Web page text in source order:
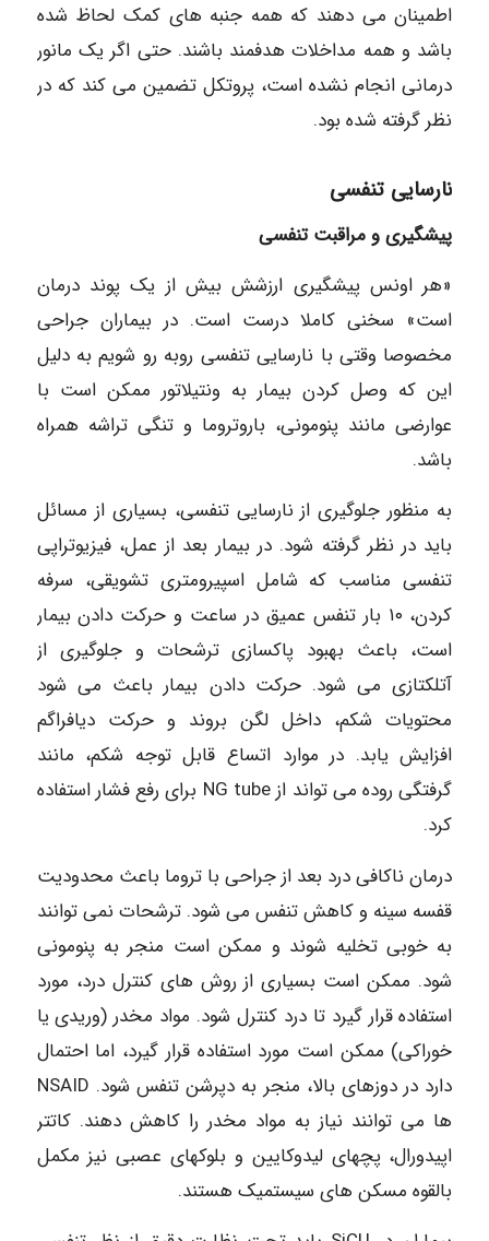
اطمینان می دهند که همه جنبه های کمک لحاظ شده
باشد و همه مداخلات هدفمند باشند. حتی اگر یک مانور
درمانی انجام نشده است، پروتکل تضمین می کند که در
نظر گرفته شده بود.
نارسایی تنفسی
پیشگیری و مراقبت تنفسی
«هر اونس پیشگیری ارزشش بیش از یک پوند درمان
است» سخنی کاملا درست است. در بیماران جراحی
مخصوصا وقتی با نارسایی تنفسی روبه رو شویم به دلیل
این که وصل کردن بیمار به ونتیلاتور ممکن است با
عوارضی مانند پنومونی، باروتروما و تنگی تراشه همراه
باشد.
به منظور جلوگیری از نارسایی تنفسی، بسیاری از مسائل
باید در نظر گرفته شود. در بیمار بعد از عمل، فیزیوتراپی
تنفسی مناسب که شامل اسپیرومتری تشویقی، سرفه
کردن، ۱۰ بار تنفس عمیق در ساعت و حرکت دادن بیمار
است، باعث بهبود پاکسازی ترشحات و جلوگیری از
آتلکتازی می شود. حرکت دادن بیمار باعث می شود
محتویات شکم، داخل لگن بروند و حرکت دیافراگم
افزایش یابد. در موارد اتساع قابل توجه شکم، مانند
گرفتگی روده می تواند از NG tube برای رفع فشار استفاده
کرد.
درمان ناكافی درد بعد از جراحی با تروما باعث محدودیت
قفسه سینه و کاهش تنفس می شود. ترشحات نمی توانند
به خوبی تخلیه شوند و ممکن است منجر به پنومونی
شود. ممکن است بسیاری از روش های کنترل درد، مورد
استفاده قرار گیرد تا درد کنترل شود. مواد مخدر (وریدی یا
خوراکی) ممکن است مورد استفاده قرار گیرد، اما احتمال
دارد در دوزهای بالا، منجر به دپرشن تنفس شود. NSAID
ها می توانند نیاز به مواد مخدر را کاهش دهند. کاتتر
اپیدورال، پچهای لیدوکایین و بلوکهای عصبی نیز مکمل
بالقوه مسکن های سیستمیک هستند.